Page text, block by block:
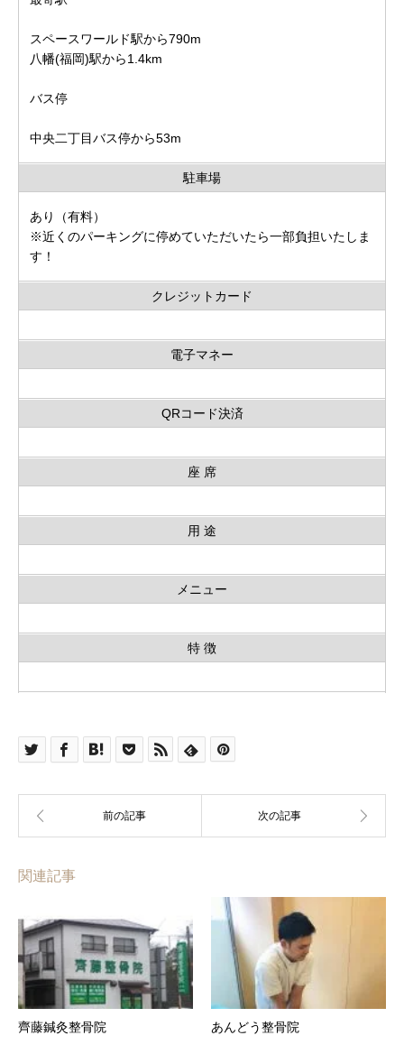
スペースワールド駅から790m
八幡(福岡)駅から1.4km
バス停
中央二丁目バス停から53m
駐車場
あり（有料）
※近くのパーキングに停めていただいたら一部負担いたしま
す！
クレジットカード
電子マネー
QRコード決済
座 席
用 途
メニュー
特 徴
関連記事
齊藤鍼灸整骨院 あんどう整骨院